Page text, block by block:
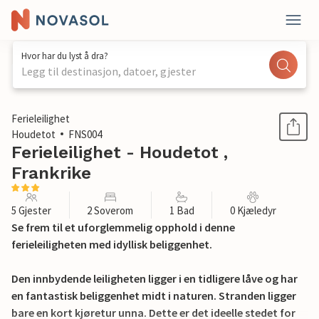
Hvor har du lyst å dra?
Legg til destinasjon, datoer, gjester
1 / 21
Ferieleilighet
Houdetot
FNS004
Ferieleilighet - Houdetot ,
Frankrike
5 Gjester 2 Soverom 1 Bad 0 Kjæledyr
Se frem til et uforglemmelig opphold i denne
ferieleiligheten med idyllisk beliggenhet.
Den innbydende leiligheten ligger i en tidligere låve og har
en fantastisk beliggenhet midt i naturen. Stranden ligger
bare en kort kjøretur unna. Dette er det ideelle stedet for